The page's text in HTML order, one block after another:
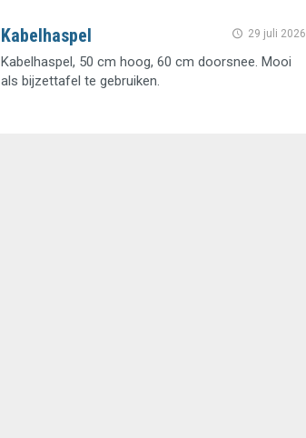
29 juli 2026
Kabelhaspel
Kabelhaspel, 50 cm hoog, 60 cm doorsnee. Mooi
als bijzettafel te gebruiken.